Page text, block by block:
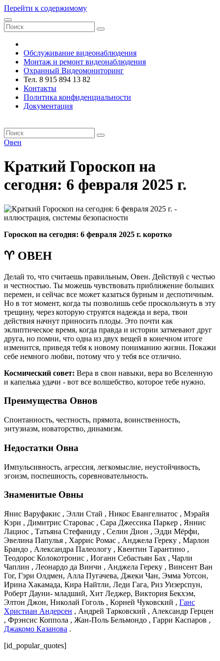
Перейти к содержимому
Обслуживание видеонаблюдения
Монтаж и ремонт видеонаблюдения
Охранный Видеомониторинг
Тел. 8 915 894 13 82
Контакты
Политика конфиденциальности
Документация
Овен
Краткий Гороскоп на
сегодня: 6 февраля 2025 г.
Гороскоп на сегодня: 6 февраля 2025 г. коротко
♈ ОВЕН
Делай то, что считаешь правильным, Овен. Действуй с честью
и честностью. Ты можешь чувствовать приближение больших
перемен, и сейчас все может казаться бурным и деспотичным.
Но в тот момент, когда ты позволишь себе проскользнуть в эту
трещину, через которую струятся надежда и вера, твои
действия начнут приносить плоды. Это почти как
эклиптическое время, когда правда и истории затмевают друг
друга, но помни, что одна из двух вещей в конечном итоге
изменится, приведя тебя к новому пониманию жизни. Покажи
себе немного любви, потому что у тебя все отлично.
Космический совет: Вера в свои навыки, вера во Вселенную
и капелька удачи - вот все волшебство, которое тебе нужно.
Преимущества Овнов
Спонтанность, честность, прямота, воинственность,
энтузиазм, новаторство, динамизм.
Недостатки Овна
Импульсивность, агрессия, легкомыслие, неустойчивость,
эгоизм, поспешность, соревновательность.
Знаменитые Овны
Янис Варуфакис , Элли Стай , Никос Евангелиатос , Мэрайя
Кэри , Димитрис Старовас , Сара Джессика Паркер , Яннис
Лациос , Татьяна Стефаниду , Селин Дион , Эдди Мёрфи,
Эвелина Папулья , Харрис Ромас , Анджела Гереку , Марлон
Брандо , Александра Палеологу , Квентин Тарантино ,
Теодорос Колокотронис , Иоганн Себастьян Бах , Чарли
Чаплин , Леонардо да Винчи , Анджела Гереку , Винсент Ван
Гог, Гэри Олдмен, Алла Пугачева, Джеки Чан, Эмма Уотсон,
Ирина Хакамада, Кира Найтли, Леди Гага, Риз Уизерспун,
Роберт Дауни- младший, Хит Леджер, Виктория Бекхэм,
Элтон Джон, Николай Гоголь , Корней Чуковский , Ганс
Христиан Андерсен , Андрей Тарковский , Александр Герцен
, Фрэнсис Коппола , Жан-Поль Бельмондо , Гарри Каспаров ,
Джакомо Казанова .
[id_popular_quotes]